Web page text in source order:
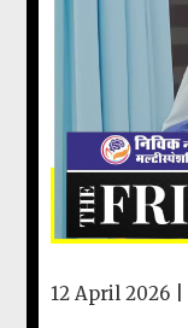
12 April 2026 |